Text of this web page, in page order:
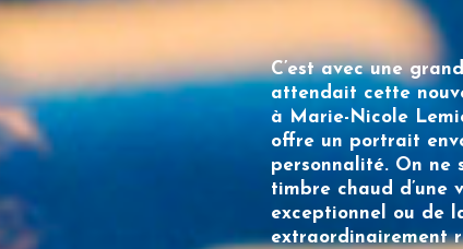
C’est avec une
attendait cette
à
Marie-Nicole
offre un portrait
personnalité. On ne
timbre chaud d’une
exceptionnel ou de
extraordinairement